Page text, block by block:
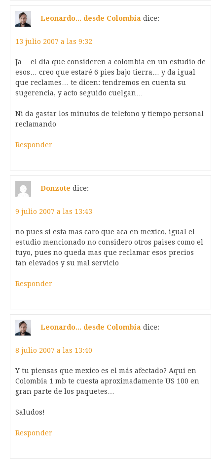
Leonardo... desde Colombia dice:
13 julio 2007 a las 9:32
Ja… el dia que consideren a colombia en un estudio de
esos… creo que estaré 6 pies bajo tierra… y da igual
que reclames… te dicen: tendremos en cuenta su
sugerencia, y acto seguido cuelgan…
Ni da gastar los minutos de telefono y tiempo personal
reclamando
Responder
Donzote dice:
9 julio 2007 a las 13:43
no pues si esta mas caro que aca en mexico, igual el
estudio mencionado no considero otros paises como el
tuyo, pues no queda mas que reclamar esos precios
tan elevados y su mal servicio
Responder
Leonardo... desde Colombia dice:
8 julio 2007 a las 13:40
Y tu piensas que mexico es el más afectado? Aqui en
Colombia 1 mb te cuesta aproximadamente US 100 en
gran parte de los paquetes…
Saludos!
Responder